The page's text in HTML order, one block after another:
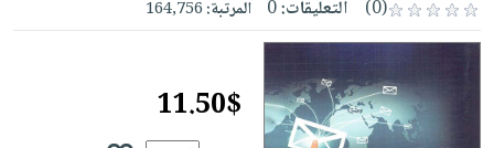
مخفض
عروض
خاصة
صفحات
مشوقة
الأكثر
مبيعاً
كتب
مجانية
الرئيسية
أطفال
الصفحة
(0)
التعليقات:0 المرتبة:164,756
11.50$